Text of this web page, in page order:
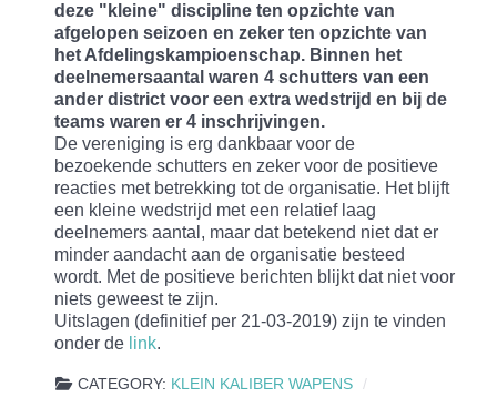
deze "kleine" discipline ten opzichte van
afgelopen seizoen en zeker ten opzichte van
het Afdelingskampioenschap. Binnen het
deelnemersaantal waren 4 schutters van een
ander district voor een extra wedstrijd en bij de
teams waren er 4 inschrijvingen.
De vereniging is erg dankbaar voor de
bezoekende schutters en zeker voor de positieve
reacties met betrekking tot de organisatie. Het blijft
een kleine wedstrijd met een relatief laag
deelnemers aantal, maar dat betekend niet dat er
minder aandacht aan de organisatie besteed
wordt. Met de positieve berichten blijkt dat niet voor
niets geweest te zijn.
Uitslagen (definitief per 21-03-2019) zijn te vinden
onder de link.
CATEGORY: KLEIN KALIBER WAPENS